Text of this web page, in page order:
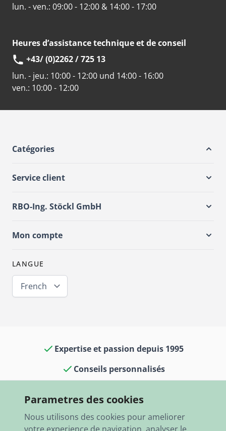
lun. - ven.: 09:00 - 12:00 & 14:00 - 17:00
Heures d’assistance technique et de conseil
+43/ (0)2262 / 725 13
lun. - jeu.: 10:00 - 12:00 und 14:00 - 16:00
ven.: 10:00 - 12:00
Catégories
Service client
RBO-Ing. Stöckl GmbH
Mon compte
LANGUE
French
Expertise et passion depuis 1995
Conseils personnalisés
boutique et notre musée
13 000 articles en stock
Parametres des cookies
Nous utilisons des cookies pour ameliorer